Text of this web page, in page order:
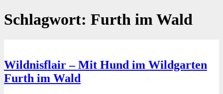
Schlagwort: Furth im Wald
Wildnisflair – Mit Hund im Wildgarten
Furth im Wald